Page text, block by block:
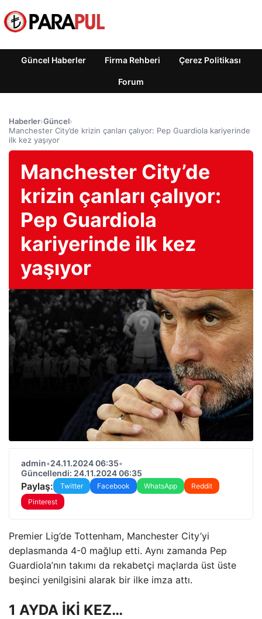
Güncel Haberler Firma Rehberi Çerez Politikası
Forum
Haberler›Güncel›
Manchester City’de krizin çanları çalıyor: Pep Guardiola kariyerinde
ilk kez yaşıyor
Manchester City’de
krizin çanları çalıyor:
Pep Guardiola
kariyerinde ilk kez
yaşıyor
admin•24.11.2024 06:35•
Güncellendi: 24.11.2024 06:35
Paylaş: Twitter Facebook WhatsApp
Reddit
Pinterest
Premier Lig’de Tottenham, Manchester City’yi
deplasmanda 4-0 mağlup etti. Aynı zamanda Pep
Guardiola’nın takımı da rekabetçi maçlarda üst üste
beşinci yenilgisini alarak bir ilke imza attı.
1 AYDA İKİ KEZ…